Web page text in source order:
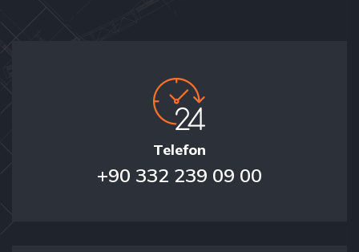
Telefon
+90 332 239 09 00